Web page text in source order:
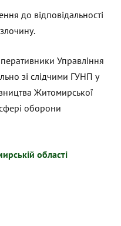
до відповідальності
Управління
зі слідчими ГУНП у
Житомирської
оборони
області